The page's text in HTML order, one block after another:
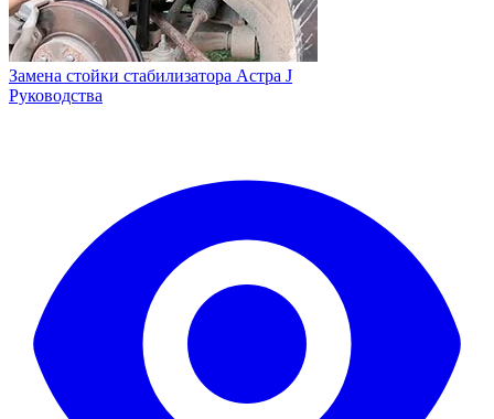
Замена стойки стабилизатора Астра J
Руководства